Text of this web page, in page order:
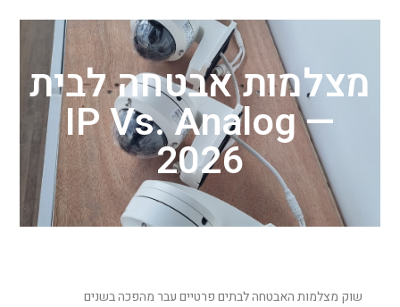
מצלמות אבטחה לבית
— IP Vs. Analog
2026
שוק מצלמות האבטחה לבתים פרטיים עבר מהפכה בשנים